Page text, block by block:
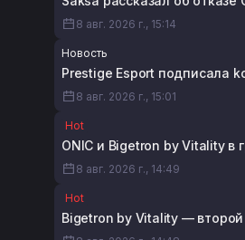
8 авг. 2026 г., 15:14
Новость
Prestige Esport подписала
8 авг. 2026 г., 15:01
Hot
ONIC и Bigetron by Vitality
8 авг. 2026 г., 14:49
Hot
Bigetron by Vitality —